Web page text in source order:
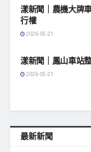
漾新聞｜農機大牌
行權
2026-05-21
漾新聞｜鳳山車站
2026-05-21
最新新聞